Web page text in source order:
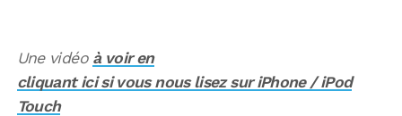
Une vidéo à voir en
cliquant ici si vous nous lisez sur iPhone / iPod
Touch